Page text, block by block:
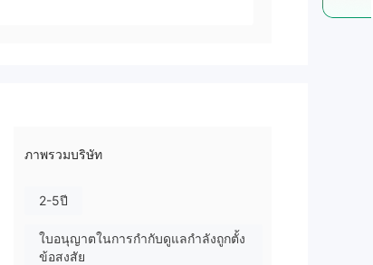
ภาพรวมบริษัท
2-5ปี
ใบอนุญาตในการกำกับดูแลกำลังถูกตั้ง
ข้อสงสัย